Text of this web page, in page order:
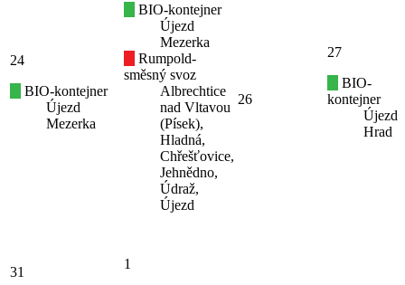
24
BIO-kontejner
Újezd
Mezerka
BIO-kontejner
Újezd
Mezerka
Rumpold-
směsný svoz
Albrechtice
nad Vltavou
(Písek),
Hladná,
Chřešťovice,
Jehnědno,
Údraž,
Újezd
26
27
BIO-
kontejner
Újezd
Hrad
31
1